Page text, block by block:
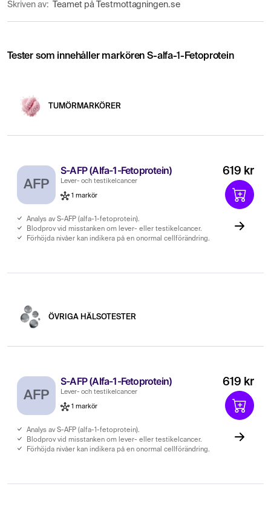
Skriven av: Teamet på Testmottagningen.se
Tester som innehåller markören S-alfa-1-Fetoprotein
TUMÖRMARKÖRER
AFP
S-AFP (Alfa-1-Fetoprotein)
Lever- och testikelcancer
1 markör
Analys av S-AFP (alfa-1-fetoprotein).
Blodprov vid misstanken om lever- eller testikelcancer.
Förhöjda nivåer kan indikera på en onormal cellförändring.
619 kr
ÖVRIGA HÄLSOTESTER
AFP
S-AFP (Alfa-1-Fetoprotein)
Lever- och testikelcancer
1 markör
Analys av S-AFP (alfa-1-fetoprotein).
Blodprov vid misstanken om lever- eller testikelcancer.
Förhöjda nivåer kan indikera på en onormal cellförändring.
619 kr